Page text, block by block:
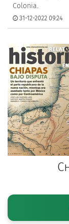
Colonia.
31-12-2022 09:24